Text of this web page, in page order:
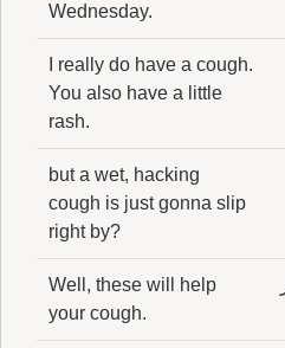
Wednesday.
I really do have a cough.
You also have a little
rash.
but a wet, hacking
cough is just gonna slip
right by?
Well, these will help
your cough.